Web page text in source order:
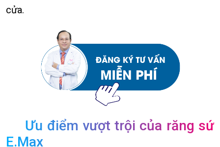
cửa.
Ưu điểm vượt trội của răng sứ
E.Max